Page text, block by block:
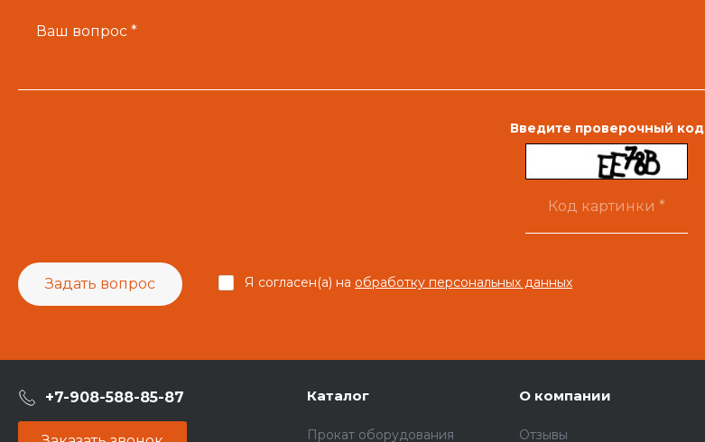
Ваш вопрос *
Введите проверочный код
Задать вопрос Я согласен(а) на обработку персональных данных
+7-908-588-85-87 Каталог
Прокат оборудования
О компании
Отзывы